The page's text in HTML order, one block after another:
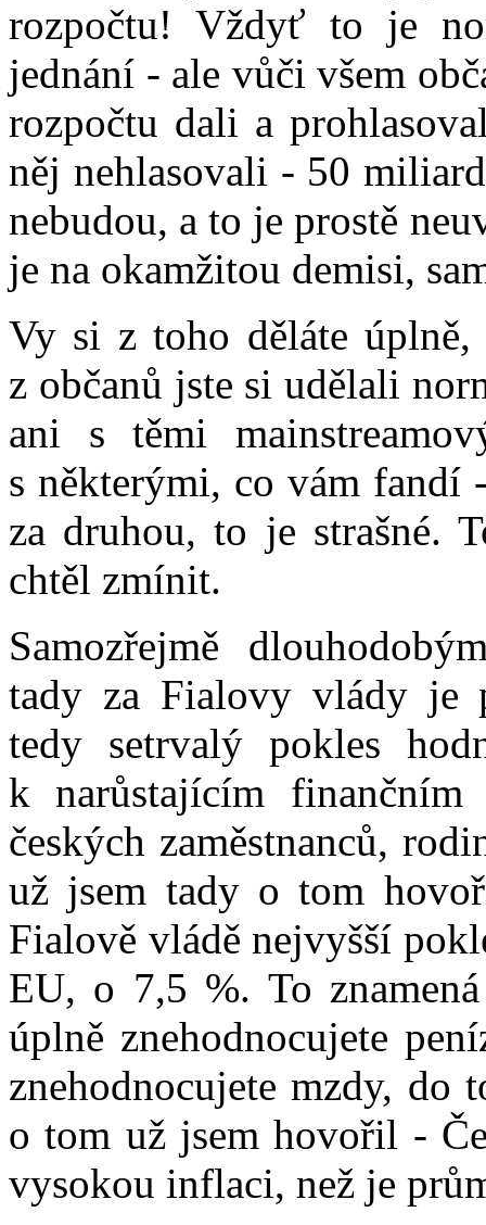
rozpočtu! Vždyť to je
jednání - ale vůči všem
rozpočtu dali a
něj nehlasovali - 50
nebudou, a to je prostě
je na okamžitou demisi,
Vy si z toho děláte úplně,
z občanů jste si udělali
ani s těmi
s některými, co vám fandí
za druhou, to je strašné.
chtěl zmínit.
Samozřejmě
tady za Fialovy vlády je
tedy setrvalý pokles
k narůstajícím
českých zaměstnanců,
už jsem tady o tom
Fialově vládě nejvyšší
EU, o 7,5 %. To
úplně znehodnocujete
znehodnocujete mzdy, do
o tom už jsem hovořil -
vysokou inflaci, než je